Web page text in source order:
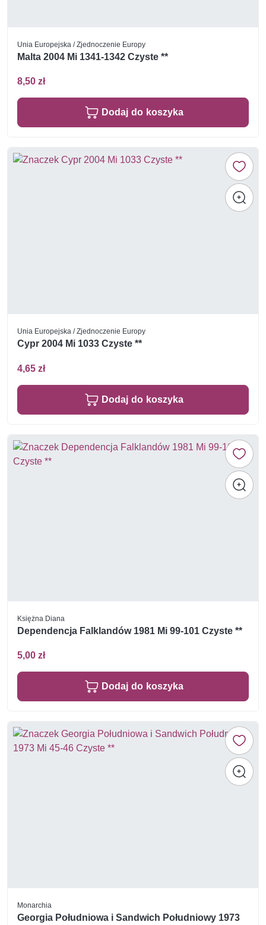
Unia Europejska / Zjednoczenie Europy
Malta 2004 Mi 1341-1342 Czyste **
8,50 zł
Dodaj do koszyka
Unia Europejska / Zjednoczenie Europy
Cypr 2004 Mi 1033 Czyste **
4,65 zł
Dodaj do koszyka
Księżna Diana
Dependencja Falklandów 1981 Mi 99-101 Czyste **
5,00 zł
Dodaj do koszyka
Monarchia
Georgia Południowa i Sandwich Południowy 1973